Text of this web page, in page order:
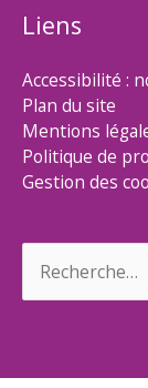
Liens
Accessibilité :
Plan du site
Mentions
Politique de
Gestion des